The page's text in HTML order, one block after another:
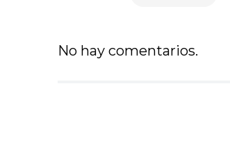
No hay comentarios.